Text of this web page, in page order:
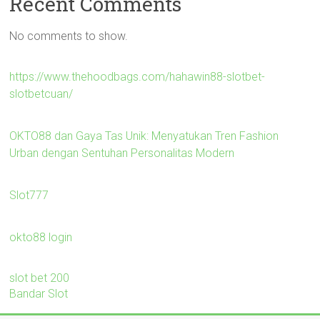
No comments to show.
https://www.thehoodbags.com/hahawin88-slotbet-
slotbetcuan/
OKTO88 dan Gaya Tas Unik: Menyatukan Tren Fashion
Urban dengan Sentuhan Personalitas Modern
Slot777
okto88 login
slot bet 200
Bandar Slot